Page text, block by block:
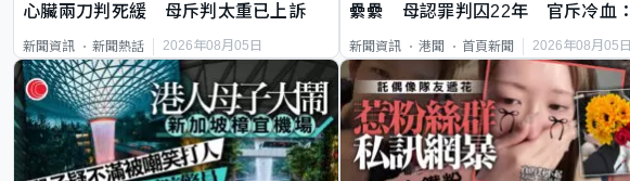
心臟兩刀判死緩 母斥判太重已上訴
新聞資訊 新聞熱話 2026年08月05日
纍纍 母認罪判囚22年 官斥冷血
新聞資訊 港聞 首頁新聞 2026年08月05日